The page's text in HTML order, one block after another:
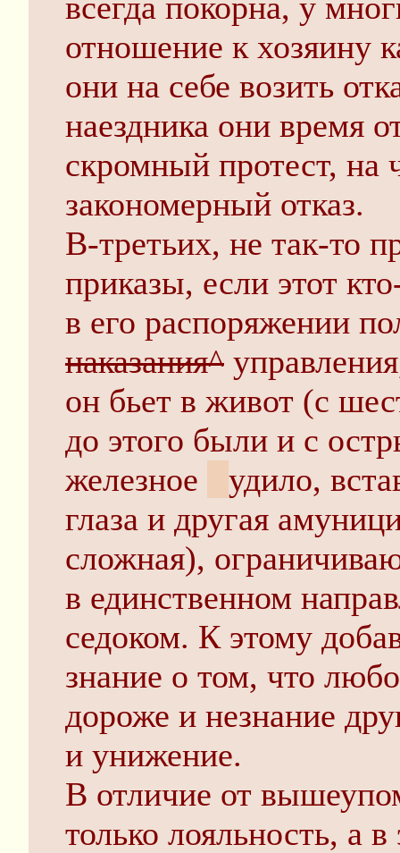
отношение к хозяину
они на себе возить
наездника они время
скромный протест, на
закономерный отказ.
В-третьих, не так-то
приказы, если этот
в его распоряжении
наказания^
он бьет в живот (с
до этого были и с
железное
удило,
глаза и другая
сложная),
в единственном
седоком. К этому
знание о том, что
дороже и незнание
и унижение.
В отличие от
только лояльность, а